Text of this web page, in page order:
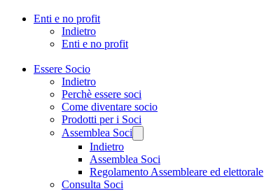
Enti e no profit
Indietro
Enti e no profit
Essere Socio
Indietro
Perchè essere soci
Come diventare socio
Prodotti per i Soci
Assemblea Soci
Indietro
Assemblea Soci
Regolamento Assembleare ed elettorale
Consulta Soci